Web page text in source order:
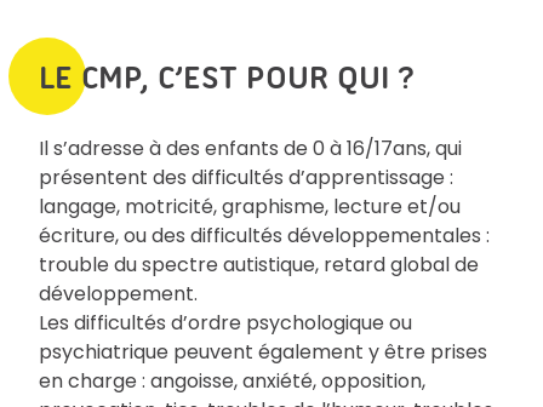
LE CMP, C’EST POUR QUI ?
Il s’adresse à des enfants de 0 à 16/17ans, qui
présentent des difficultés d’apprentissage :
langage, motricité, graphisme, lecture et/ou
écriture, ou des difficultés développementales :
trouble du spectre autistique, retard global de
développement.
Les difficultés d’ordre psychologique ou
psychiatrique peuvent également y être prises
en charge : angoisse, anxiété, opposition,